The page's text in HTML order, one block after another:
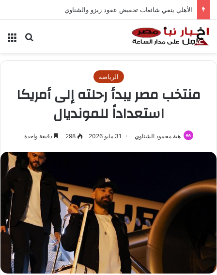
الأهلي ينفي شائعات تخفيض عقود زيزو والشناوي
بحث
الرياضة
منتخب مصر يبدأ رحلته إلى أمريكا
استعداداً للمونديال
هبة محمود الشناوي 31 مايو 2026 298 دقيقة واحدة